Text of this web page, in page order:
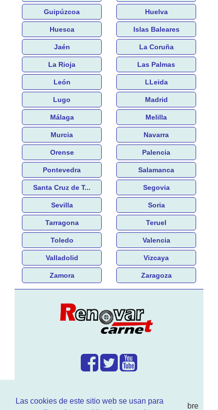
Las cookies de este sitio web se usan para
Guipúzcoa Huelva
Huesca Islas Baleares
Jaén La Coruña
La Rioja Las Palmas
León LLeida
Lugo Madrid
Málaga Melilla
Murcia Navarra
Orense Palencia
Pontevedra Salamanca
Santa Cruz de T... Segovia
Sevilla Soria
Tarragona Teruel
Toledo Valencia
Valladolid Vizcaya
Zamora Zaragoza
Enwww.RenovarCarnet.comTe contamos sobre